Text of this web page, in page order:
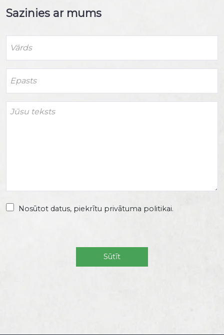
Sazinies ar mums
Nosūtot datus, piekrītu privātuma politikai.